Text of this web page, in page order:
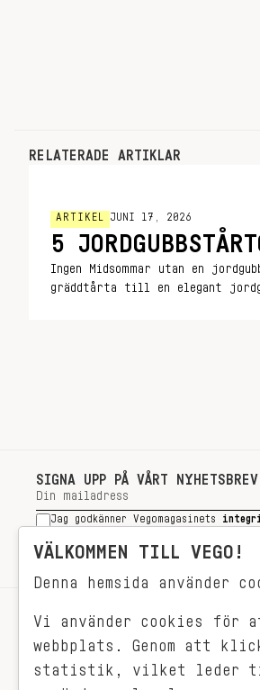
RELATERADE ARTIKLAR
ARTIKEL JUNI 17, 2026
5
Ingen Midsommar utan en
gräddtårta till en elegant
SIGNA UPP PÅ VÅRT NYHETSBREV
Jag godkänner Vegomagasinets
SIGNA UPP
VÄLKOMMEN TILL VEGO!
Denna hemsida använder
Vi använder cookies för
webbplats. Genom att
statistik, vilket leder